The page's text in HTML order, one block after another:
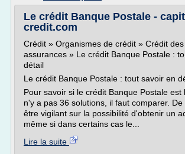
Le crédit Banque Postale -
credit.com
Crédit » Organismes de crédit » Crédit
assurances » Le crédit Banque Postale :
détail
Le crédit Banque Postale : tout savoir en
Pour savoir si le crédit Banque Postale est
n'y a pas 36 solutions, il faut comparer.
être vigilant sur la possibilité d'obtenir un
même si dans certains cas le...
Lire la suite